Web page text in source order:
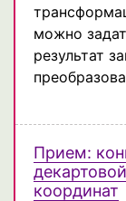
можно
результат
Прием:
координат